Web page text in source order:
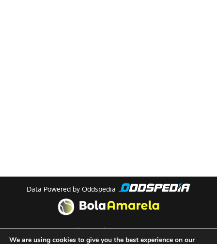
Data Powered by Oddspedia
theme bymeow
We are using cookies to give you the best experience on our